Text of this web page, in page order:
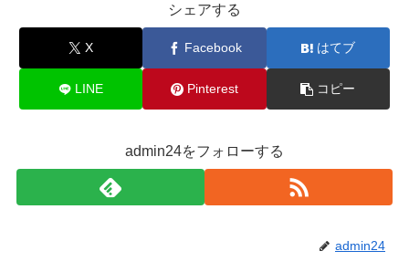
シェアする
X Facebook はてブ
LINE Pinterest コピー
admin24をフォローする
admin24